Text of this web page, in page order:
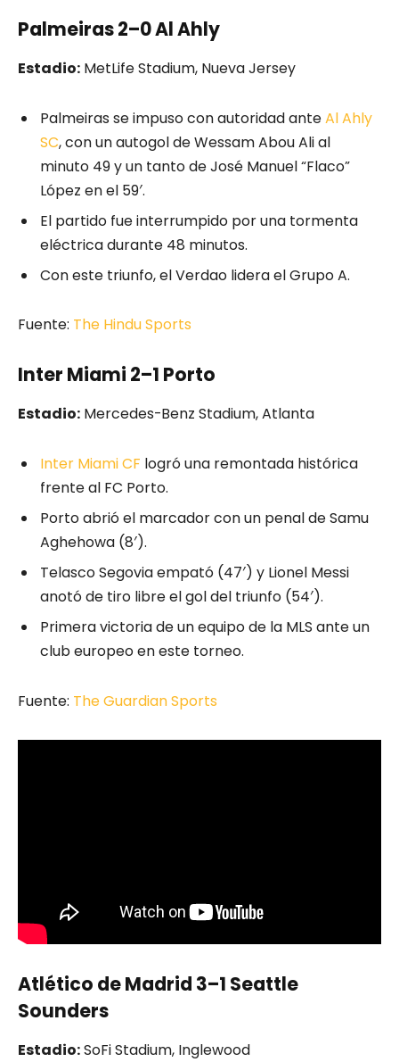
Palmeiras 2–0 Al Ahly
Estadio: MetLife Stadium, Nueva Jersey
Palmeiras se impuso con autoridad anteAl Ahly
SC, con un autogol de Wessam Abou Ali al
minuto 49 y un tanto de José Manuel “Flaco”
López en el 59′.
El partido fue interrumpido por una tormenta
eléctrica durante 48 minutos.
Con este triunfo, el Verdao lidera el Grupo A.
Fuente: The Hindu Sports
Inter Miami 2–1 Porto
Estadio: Mercedes-Benz Stadium, Atlanta
Inter Miami CF logró una remontada histórica
frente al FC Porto.
Porto abrió el marcador con un penal de Samu
Aghehowa (8′).
Telasco Segovia empató (47′) y Lionel Messi
anotó de tiro libre el gol del triunfo (54′).
Primera victoria de un equipo de la MLS ante un
club europeo en este torneo.
Fuente: The Guardian Sports
Atlético de Madrid 3–1 Seattle
Sounders
Estadio:SoFi Stadium, Inglewood